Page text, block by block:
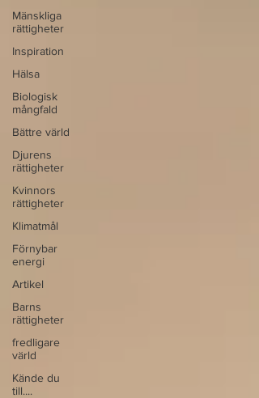
Mänskliga
rättigheter
Inspiration
Hälsa
Biologisk
mångfald
Bättre värld
Djurens
rättigheter
Kvinnors
rättigheter
Klimatmål
Förnybar
energi
Artikel
Barns
rättigheter
fredligare
värld
Kände du
till....